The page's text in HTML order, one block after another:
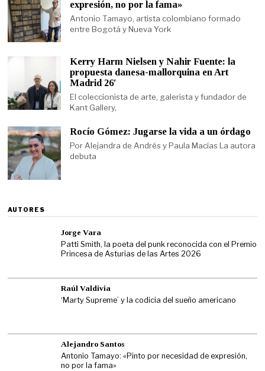
expresión, no por la fama»
Antonio Tamayo, artista colombiano formado
entre Bogotá y Nueva York
Kerry Harm Nielsen y Nahir Fuente: la
propuesta danesa-mallorquina en Art
Madrid 26′
El coleccionista de arte, galerista y fundador de
Kant Gallery,
Rocío Gómez: Jugarse la vida a un órdago
Por Alejandra de Andrés y Paula Macías La autora
debuta
AUTORES
Jorge Vara
Patti Smith, la poeta del punk reconocida con el Premio
Princesa de Asturias de las Artes 2026
Raúl Valdivia
‘Marty Supreme’ y la codicia del sueño americano
Alejandro Santos
Antonio Tamayo: «Pinto por necesidad de expresión,
no por la fama»